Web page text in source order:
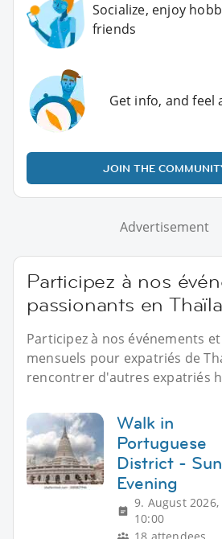
Socialize, enjoy
friends
Get info, and feel
JOIN THE
Advertisement
Participez à nos
passionants en
Participez à nos événements
mensuels pour expatriés de
rencontrer d'autres expatriés
Walk in
Portuguese
District -
Evening
9. August 2026,
10:00